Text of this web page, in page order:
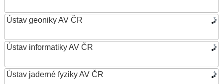
Ústav geoniky AV ČR
Ústav informatiky AV ČR
Ústav jaderné fyziky AV ČR